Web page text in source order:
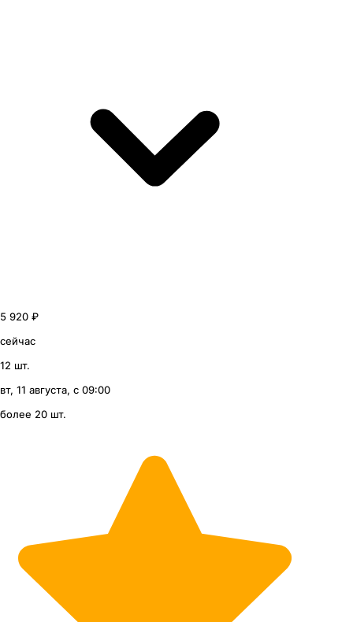
5 920 ₽
сейчас
12 шт.
вт, 11 августа, с 09:00
более 20 шт.